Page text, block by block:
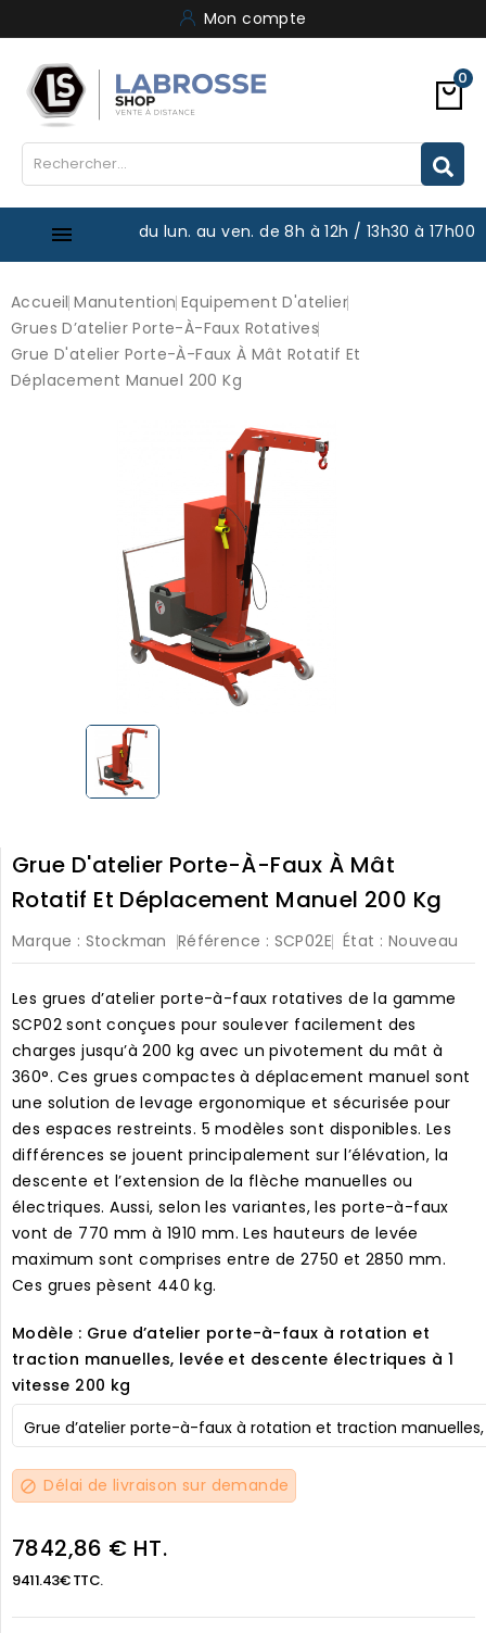
Mon compte
0
 du lun. au ven. de 8h à 12h / 13h30 à 17h00
Accueil Manutention Equipement D'atelier
Grues D’atelier Porte-À-Faux Rotatives
Grue D'atelier Porte-À-Faux À Mât Rotatif Et
Déplacement Manuel 200 Kg
Grue D'atelier Porte-À-Faux À Mât
Rotatif Et Déplacement Manuel 200 Kg
Marque : Stockman Référence : SCP02E État : Nouveau
Les grues d’atelier porte-à-faux rotatives de la gamme
SCP02 sont conçues pour soulever facilement des
charges jusqu’à 200 kg avec un pivotement du mât à
360°. Ces grues compactes à déplacement manuel sont
une solution de levage ergonomique et sécurisée pour
des espaces restreints. 5 modèles sont disponibles. Les
différences se jouent principalement sur l’élévation, la
descente et l’extension de la flèche manuelles ou
électriques. Aussi, selon les variantes, les porte-à-faux
vont de 770 mm à 1910 mm. Les hauteurs de levée
maximum sont comprises entre de 2750 et 2850 mm.
Ces grues pèsent 440 kg.
Modèle : Grue d’atelier porte-à-faux à rotation et
traction manuelles, levée et descente électriques à 1
vitesse 200 kg
block Délai de livraison sur demande
7842,86 € HT.
9411.43€ TTC.